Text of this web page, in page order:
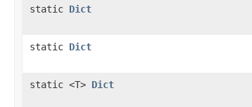
static Dict
static Dict
static <T> Dict